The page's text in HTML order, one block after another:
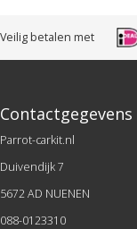
Veilig betalen met
Contactgegevens
Parrot-carkit.nl
Duivendijk 7
5672 AD NUENEN
088-0123310